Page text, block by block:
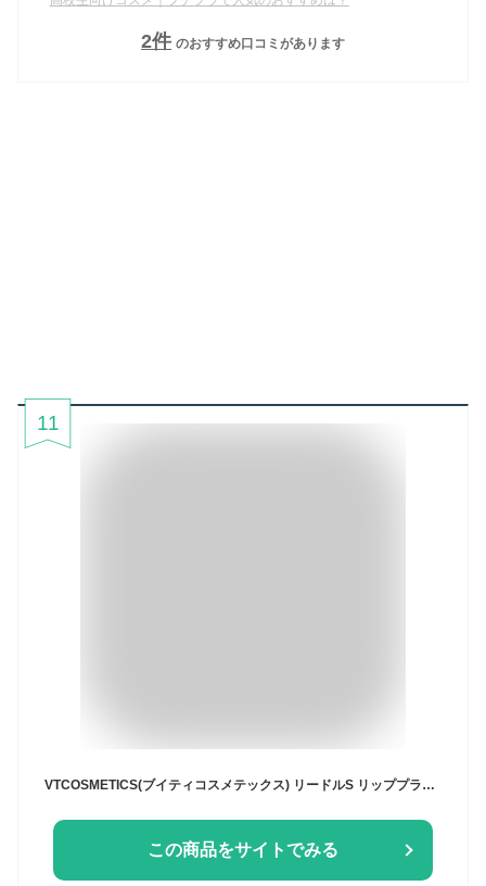
2件 のおすすめ口コミがあります
11
この商品をサイトでみる